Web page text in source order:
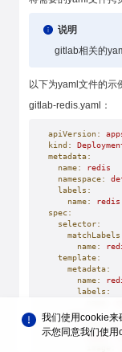
说明
gitlab相关的
以下为yaml文件的示
gitlab-redis.yaml：
apiVersion:
kind:
metadata:
  name:
redis
  namespace:
  labels:
    name:
redis
spec:
  selector:
      name:
  template:
    metadata:
      name:
      labels:
    spec:
      -
name:
我们使用cookie来
示您同意我们使用